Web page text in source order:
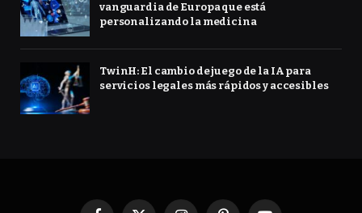
vanguardia de Europa que está
personalizando la medicina
TwinH: El cambio de juego de la IA para
servicios legales más rápidos y accesibles